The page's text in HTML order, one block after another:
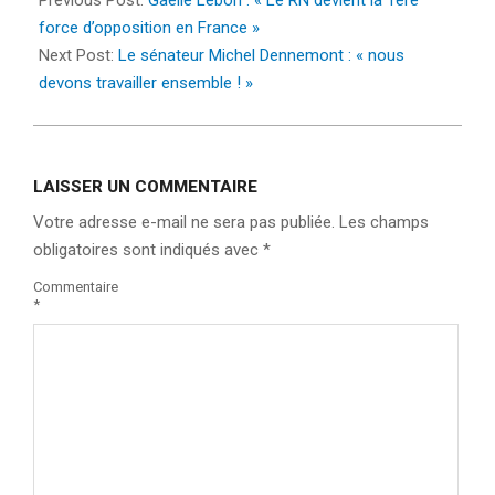
23
force d’opposition en France »
Next Post: Le sénateur Michel Dennemont : « nous
devons travailler ensemble ! »
LAISSER UN COMMENTAIRE
Votre adresse e-mail ne sera pas publiée. Les champs
obligatoires sont indiqués avec *
Commentaire
*